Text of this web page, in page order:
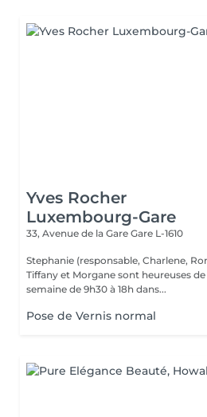
Yves Rocher
Luxembourg-Gare
33, Avenue de la Gare Gare L-1610
Stephanie (responsable, Charlene,
Tiffany et Morgane sont heureuses
semaine de 9h30 à 18h dans...
Pose de Vernis normal